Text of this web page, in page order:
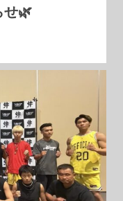
せ🌿